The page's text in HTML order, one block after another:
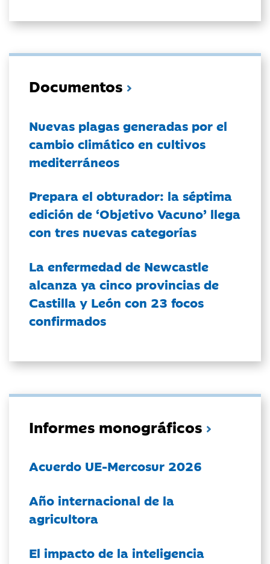
Documentos
Nuevas plagas generadas por el
cambio climático en cultivos
mediterráneos
Prepara el obturador: la séptima
edición de ‘Objetivo Vacuno’ llega
con tres nuevas categorías
La enfermedad de Newcastle
alcanza ya cinco provincias de
Castilla y León con 23 focos
confirmados
Informes monográficos
Acuerdo UE-Mercosur 2026
Año internacional de la
agricultora
El impacto de la inteligencia